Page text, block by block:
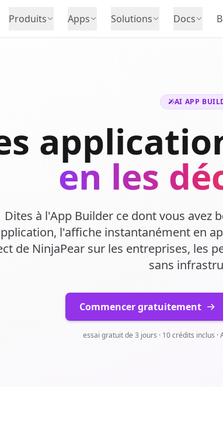
Produits Apps Solutions Docs
AI APP
en les
Dites à l'App Builder ce dont vous avez
l'affiche instantanément en
de NinjaPear sur les entreprises, les
sans
Commencer gratuitement
essai gratuit de 3 jours · 10 crédits inclus